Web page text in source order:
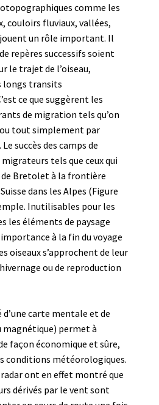
comme les
couloirs fluviaux, vallées,
un rôle important. Il
repères successifs soient
le trajet de l’oiseau,
longs transits
ce que suggèrent les
de migration tels qu’on
ou tout simplement par
succès des camps de
migrateurs tels que ceux qui
Bretolet à la frontière
dans les Alpes (Figure
Inutilisables pour les
les éléments de paysage
à la fin du voyage
oiseaux s’approchent de leur
ou de reproduction
carte mentale et de
permet à
façon économique et sûre,
conditions météorologiques.
ont en effet montré que
dérivés par le vent sont